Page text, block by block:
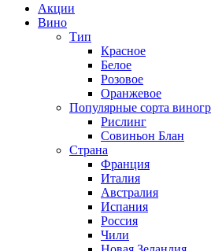
Акции
Вино
Тип
Красное
Белое
Розовое
Оранжевое
Популярные сорта
Рислинг
Совиньон Блан
Страна
Франция
Италия
Австралия
Испания
Россия
Чили